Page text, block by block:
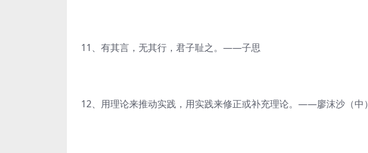
11、有其言，无其行，君子耻之。——子思
12、用理论来推动实践，用实践来修正或补充理论。——廖沫沙（中）